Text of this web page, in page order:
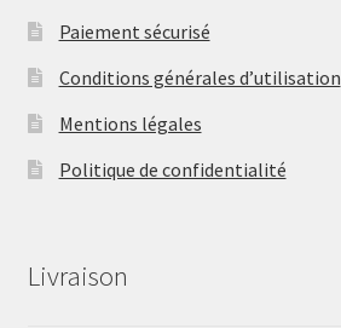
Paiement sécurisé
Conditions générales d’utilisation
Mentions légales
Politique de confidentialité
Livraison